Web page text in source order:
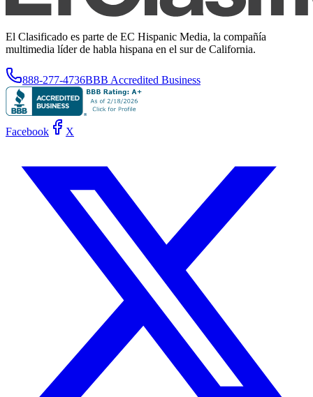
El Clasificado es parte de EC Hispanic Media, la compañía
multimedia líder de habla hispana en el sur de California.
888-277-4736BBB Accredited Business
Facebook X